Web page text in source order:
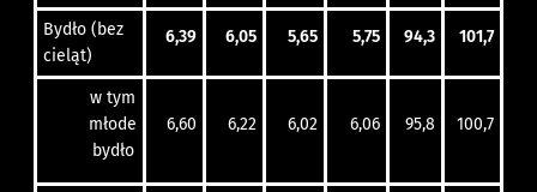
Bydło (bez
cieląt)
6,39 6,05 5,65 5,75 94,3 101,7
w tym
młode
bydło
6,60 6,22 6,02 6,06 95,8 100,7